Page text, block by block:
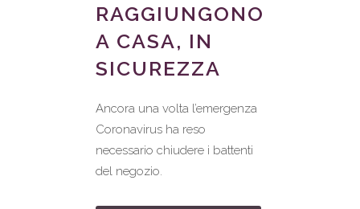
RAGGIUNGONO
A CASA, IN
SICUREZZA
Ancora una volta l’emergenza
Coronavirus ha reso
necessario chiudere i battenti
del negozio.